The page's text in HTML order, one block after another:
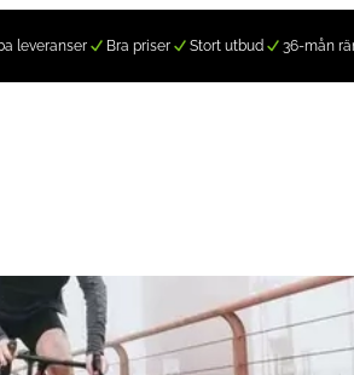
leveranser Bra priser Stort utbud 36-mån